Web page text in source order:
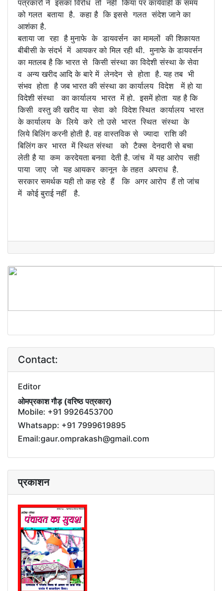
पत्रकारों ने इसका विरोध तो नही किया पर कार्यवाही के समय
को गलत बताया है. कहा है कि इससे गलत संदेश जाने का
आशंका है.
बताया जा रहा है मुनाफे के डायवर्सन का मामलों की शिकायत
बीबीसी के संदर्भ में आयकर को मिल रही थी. मुनाफे के डायवर्सन
का मतलब है कि भारत से किसी संस्था का विदेशी संस्था के सेवा
व अन्य खरीद आदि के बारे में लेनदेन से होता है. यह तब भी
संभव होता है जब भारत की संस्था का कार्यालय विदेश में हो या
विदेशी संस्था का कार्यालय भारत में हो. इसमें होता यह है कि
किसी वस्तु की खरीद या सेवा को विदेश स्थित कार्यालय भारत
के कार्यालय के लिये करे तो उसे भारत स्थित संस्था के
लिये बिलिंग करनी होती है. वह वास्तविक से ज्यादा राशि की
बिलिंग कर भारत में स्थित संस्था को टैक्स देनदारी से बचा
लेती है या कम करदेयता बनवा देती है. जांच में यह आरोप सही
पाया जाए जो यह आयकर कानून के तहत अपराध है.
सरकार समर्थक यही तो कह रहे हैं कि अगर आरोप हैं तो जांच
में कोई बुराई नहीं है.
Contact:
Editor
ओमप्रकाश गौड़ (वरिष्ठ पत्रकार)
Mobile: +91 9926453700
Whatsapp: +91 7999619895
Email:gaur.omprakash@gmail.com
प्रकाशन